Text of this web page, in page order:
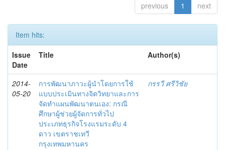
previous 1 next
Item hits:
Issue
Date
Title Author(s)
2014-
05-20
การพัฒนาภาวะผู้นำโดยการใช้
แบบประเมินทางจิตวิทยาและการ
จัดทำแผนพัฒนาตนเอง: กรณี
ศึกษาผู้ช่วยผู้จัดการทั่วไป
ประเภทธุรกิจโรงแรมระดับ 4
ดาว เขตราชเทวี
กรุงเทพมหานคร
กรรวี ศรีวิชัย